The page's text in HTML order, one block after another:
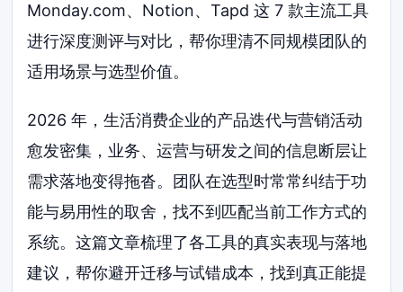
Monday.com、Notion、Tapd 这 7 款主流工具
进行深度测评与对比，帮你理清不同规模团队的
适用场景与选型价值。
2026 年，生活消费企业的产品迭代与营销活动
愈发密集，业务、运营与研发之间的信息断层让
需求落地变得拖沓。团队在选型时常常纠结于功
能与易用性的取舍，找不到匹配当前工作方式的
系统。这篇文章梳理了各工具的真实表现与落地
建议，帮你避开迁移与试错成本，找到真正能提